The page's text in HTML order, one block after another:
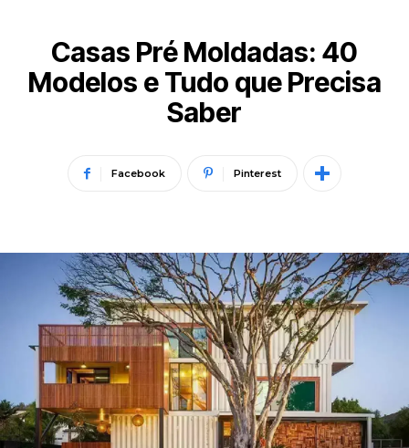
Casas Pré Moldadas: 40
Modelos e Tudo que Precisa
Saber
Facebook Pinterest